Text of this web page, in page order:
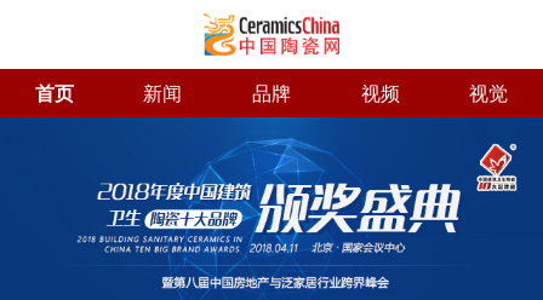
首页 新闻 品牌 视频 视觉